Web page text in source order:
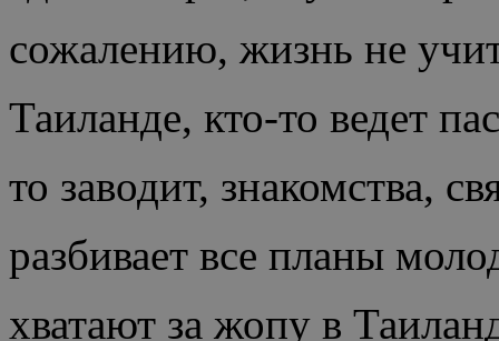
сожалению, жизнь не
Таиланде, кто-то ведет
то заводит, знакомства,
разбивает все планы
хватают за жопу в